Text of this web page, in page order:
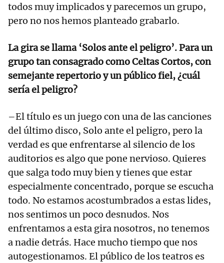
todos muy implicados y parecemos un grupo,
pero no nos hemos planteado grabarlo.
La gira se llama ‘Solos ante el peligro’. Para un
grupo tan consagrado como Celtas Cortos, con
semejante repertorio y un público fiel, ¿cuál
sería el peligro?
–El título es un juego con una de las canciones
del último disco, Solo ante el peligro, pero la
verdad es que enfrentarse al silencio de los
auditorios es algo que pone nervioso. Quieres
que salga todo muy bien y tienes que estar
especialmente concentrado, porque se escucha
todo. No estamos acostumbrados a estas lides,
nos sentimos un poco desnudos. Nos
enfrentamos a esta gira nosotros, no tenemos
a nadie detrás. Hace mucho tiempo que nos
autogestionamos. El público de los teatros es